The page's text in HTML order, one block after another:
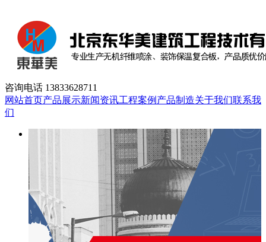
咨询电话 13833628711
网站首页产品展示新闻资讯工程案例 产品制造关于我们联系我
们